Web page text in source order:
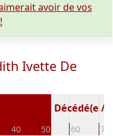
avoir de vos
Ivette De
40 50 60 70
Décédé(e /